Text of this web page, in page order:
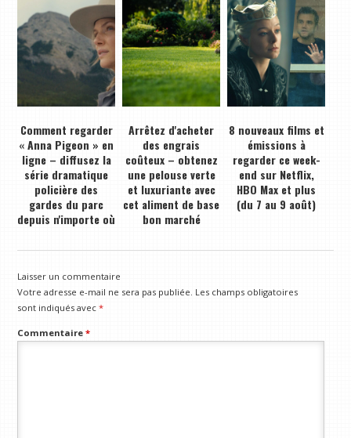
Comment regarder
« Anna Pigeon » en
ligne – diffusez la
série dramatique
policière des
gardes du parc
depuis n'importe où
Arrêtez d'acheter
des engrais
coûteux – obtenez
une pelouse verte
et luxuriante avec
cet aliment de base
bon marché
8 nouveaux films et
émissions à
regarder ce week-
end sur Netflix,
HBO Max et plus
(du 7 au 9 août)
Laisser un commentaire
Votre adresse e-mail ne sera pas publiée. Les champs obligatoires
sont indiqués avec*
Commentaire*